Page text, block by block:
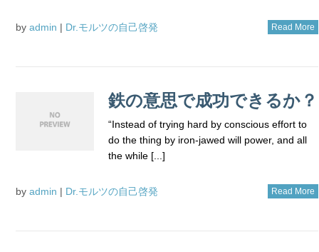
by admin | Dr.モルツの自己啓発 Read More
鉄の意思で成功できるか？
“Instead of trying hard by conscious effort to
do the thing by iron-jawed will power, and all
the while [...]
by admin | Dr.モルツの自己啓発 Read More